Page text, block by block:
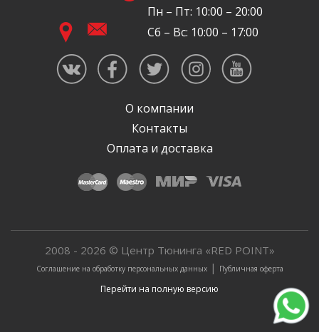
Пн – Пт: 10:00 – 20:00
Сб – Вс: 10:00 – 17:00
О компании
Контакты
Оплата и доставка
2008 - 2026 © Центр Тюнинга «RED POINT»
Соглашение на обработку персональных данных| Публичная оферта
Перейти на полную версию